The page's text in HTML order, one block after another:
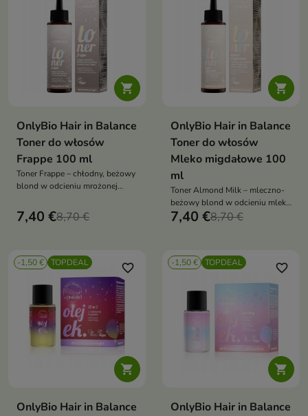

OnlyBio Hair in Balance
Toner do włosów
Frappe 100 ml
Toner Frappe – chłodny, beżowy
blond w odcieniu mrożonej
ekstraktem z aloesu, bez
amoniaku i wody utlenionej,
7,40 €8,70 €

OnlyBio Hair in Balance
Toner do włosów
Mleko migdałowe 100
ml
Toner Almond Milk – mleczno-
beżowy blond w odcieniu mleka
migdałowego, z olejem
myć
7,40 €8,70 €
-1,50 € TOPDEAL

favorite_border
OnlyBio Hair in Balance
-1,50 € TOPDEAL

favorite_border
OnlyBio Hair in Balance